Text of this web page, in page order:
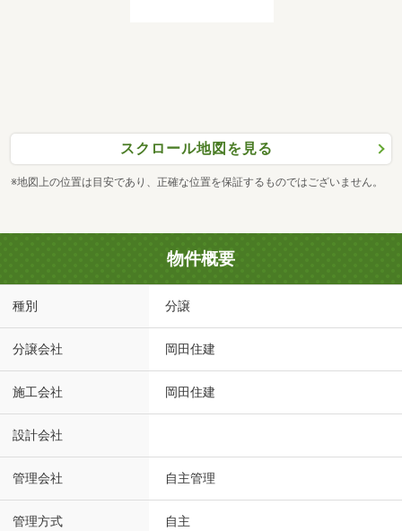
スクロール地図を見る
※地図上の位置は目安であり、正確な位置を保証するものではございません。
物件概要
種別 分譲
分譲会社 岡田住建
施工会社 岡田住建
設計会社
管理会社 自主管理
管理方式 自主